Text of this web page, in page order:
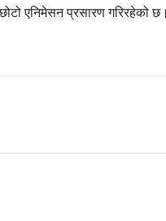
एनिमेसन प्रसारण गरिरहेको छ।